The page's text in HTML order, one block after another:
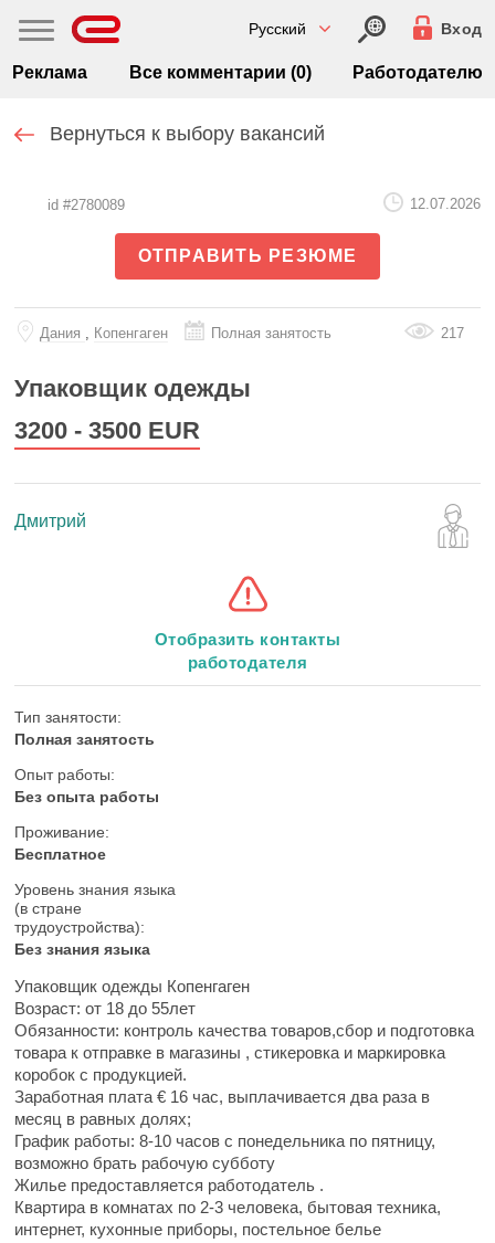
Русский Вход
Реклама Все комментарии (0) Работодателю
Вернуться к выбору вакансий
id #2780089 12.07.2026
ОТПРАВИТЬ РЕЗЮМЕ
Дания , Копенгаген Полная занятость 217
Упаковщик одежды
3200 - 3500 EUR
Дмитрий
Отобразить контакты
работодателя
Тип занятости:
Полная занятость
Опыт работы:
Без опыта работы
Проживание:
Бесплатное
Уровень знания языка
(в стране
трудоустройства):
Без знания языка
Упаковщик одежды Копенгаген
Возраст: от 18 до 55лет
Обязанности: контроль качества товаров,сбор и подготовка
товара к отправке в магазины , стикеровка и маркировка
коробок с продукцией.
Заработная плата € 16 час, выплачивается два раза в
месяц в равных долях;
График работы: 8-10 часов с понедельника по пятницу,
возможно брать рабочую субботу
Жилье предоставляется работодатель .
Квартира в комнатах по 2-3 человека, бытовая техника,
интернет, кухонные приборы, постельное белье